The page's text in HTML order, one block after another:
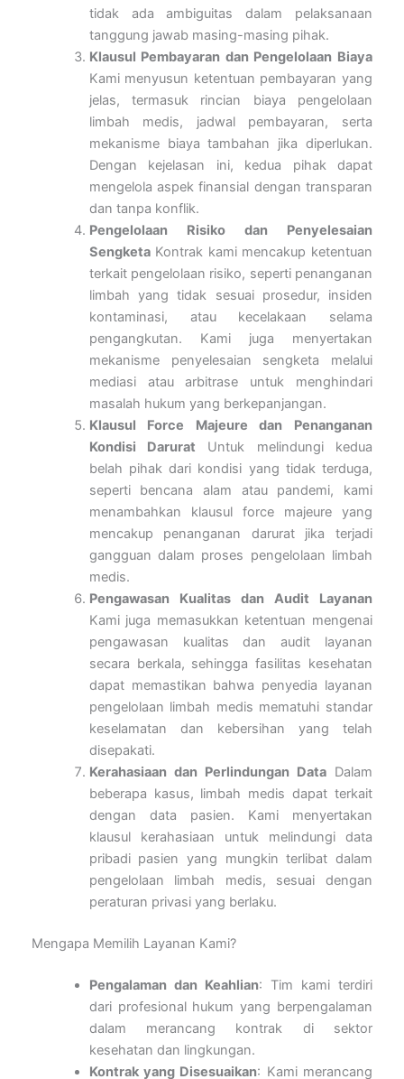
tidak ada ambiguitas dalam pelaksanaan
tanggung jawab masing-masing pihak.
Klausul Pembayaran dan Pengelolaan Biaya
Kami menyusun ketentuan pembayaran yang
jelas, termasuk rincian biaya pengelolaan
limbah medis, jadwal pembayaran, serta
mekanisme biaya tambahan jika diperlukan.
Dengan kejelasan ini, kedua pihak dapat
mengelola aspek finansial dengan transparan
dan tanpa konflik.
Pengelolaan Risiko dan Penyelesaian
SengketaKontrak kami mencakup ketentuan
terkait pengelolaan risiko, seperti penanganan
limbah yang tidak sesuai prosedur, insiden
kontaminasi, atau kecelakaan selama
pengangkutan. Kami juga menyertakan
mekanisme penyelesaian sengketa melalui
mediasi atau arbitrase untuk menghindari
masalah hukum yang berkepanjangan.
Klausul Force Majeure dan Penanganan
Kondisi Darurat Untuk melindungi kedua
belah pihak dari kondisi yang tidak terduga,
seperti bencana alam atau pandemi, kami
menambahkan klausul force majeure yang
mencakup penanganan darurat jika terjadi
gangguan dalam proses pengelolaan limbah
medis.
Pengawasan Kualitas dan Audit Layanan
Kami juga memasukkan ketentuan mengenai
pengawasan kualitas dan audit layanan
secara berkala, sehingga fasilitas kesehatan
dapat memastikan bahwa penyedia layanan
pengelolaan limbah medis mematuhi standar
keselamatan dan kebersihan yang telah
disepakati.
Kerahasiaan dan Perlindungan DataDalam
beberapa kasus, limbah medis dapat terkait
dengan data pasien. Kami menyertakan
klausul kerahasiaan untuk melindungi data
pribadi pasien yang mungkin terlibat dalam
pengelolaan limbah medis, sesuai dengan
peraturan privasi yang berlaku.
Mengapa Memilih Layanan Kami?
Pengalaman dan Keahlian: Tim kami terdiri
dari profesional hukum yang berpengalaman
dalam merancang kontrak di sektor
kesehatan dan lingkungan.
Kontrak yang Disesuaikan: Kami merancang